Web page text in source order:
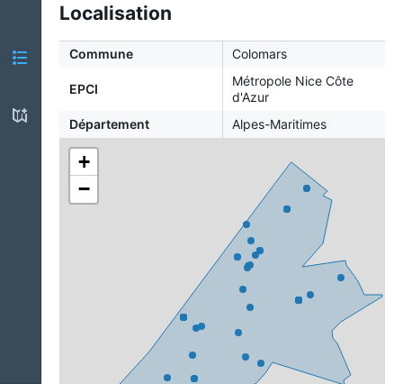
Localisation
Commune Colomars
EPCI
Métropole Nice Côte
d'Azur
Département
Alpes-Maritimes
+
−